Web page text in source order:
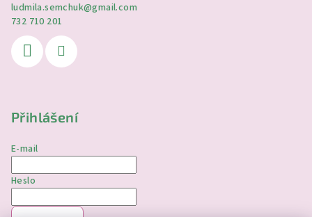
ludmila.semchuk@gmail.com
732 710 201
Přihlášení
E-mail
Heslo